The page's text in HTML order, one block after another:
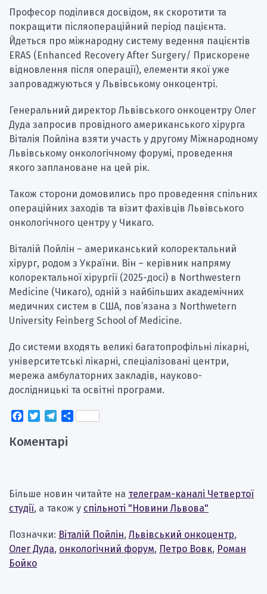
Професор поділився досвідом, як скоротити та
покращити післяопераційний період пацієнта.
Йдеться про міжнародну систему ведення пацієнтів
ERAS (Enhanced Recovery After Surgery/ Прискорене
відновлення після операції), елементи якої уже
запроваджуються у Львівському онкоцентрі.
Генеральний директор Львівського онкоцентру Олег
Дуда запросив провідного американського хірурга
Віталія Пойліна взяти участь у другому Міжнародному
Львівському онкологічному форумі, проведення
якого заплановане на цей рік.
Також сторони домовились про проведення спільних
операційних заходів та візит фахівців Львівського
онкологічного центру у Чикаго.
Віталій Пойлін – американський колоректальний
хірург, родом з України. Він – керівник напряму
колоректальної хірургії (2025-досі) в Northwestern
Medicine (Чикаго), одній з найбільших академічних
медичних систем в США, пов’язана з Northwetern
University Feinberg School of Medicine.
До системи входять великі багатопрофільні лікарні,
університетські лікарні, спеціалізовані центри,
мережа амбулаторних закладів, науково-
дослідницькі та освітні програми.
Facebook
TwitterTelegram
Поділитися
Коментарі
Більше новин читайте на телеграм-каналі Четвертої
студії, а також у спільноті "Новини Львова"
Позначки: Віталій Пойлін, Львівський онкоцентр,
Олег Дуда, онкологічний форум, Петро Вовк, Роман
Бойко